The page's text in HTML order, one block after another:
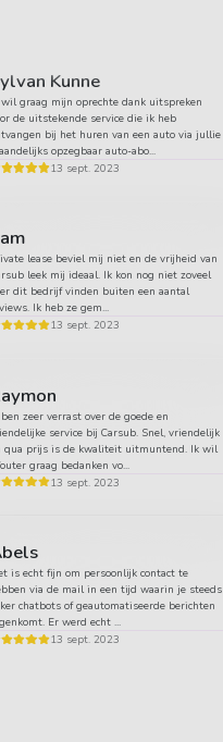
Kunne
wil graag mijn oprechte dank uitspreken
de uitstekende service die ik heb
bij het huren van een auto via jullie
opzegbaar auto-abo...
13 sept. 2023
lease beviel mij niet en de vrijheid van
leek mij ideaal. Ik kon nog niet zoveel
dit bedrijf vinden buiten een aantal
Ik heb ze gem...
13 sept. 2023
zeer verrast over de goede en
service bij Carsub. Snel, vriendelijk
qua prijs is de kwaliteit uitmuntend. Ik wil
graag bedanken vo...
13 sept. 2023
is echt fijn om persoonlijk contact te
via de mail in een tijd waarin je steeds
chatbots of geautomatiseerde berichten
Er werd echt ...
13 sept. 2023